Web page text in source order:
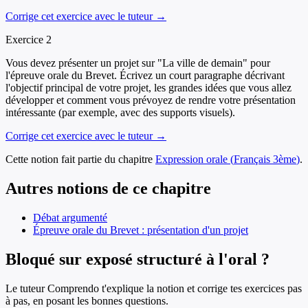
Corrige cet exercice avec le tuteur →
Exercice 2
Vous devez présenter un projet sur "La ville de demain" pour
l'épreuve orale du Brevet. Écrivez un court paragraphe décrivant
l'objectif principal de votre projet, les grandes idées que vous allez
développer et comment vous prévoyez de rendre votre présentation
intéressante (par exemple, avec des supports visuels).
Corrige cet exercice avec le tuteur →
Cette notion fait partie du chapitre Expression orale (Français 3ème).
Autres notions de ce chapitre
Débat argumenté
Épreuve orale du Brevet : présentation d'un projet
Bloqué sur exposé structuré à l'oral ?
Le tuteur Comprendo t'explique la notion et corrige tes exercices pas
à pas, en posant les bonnes questions.